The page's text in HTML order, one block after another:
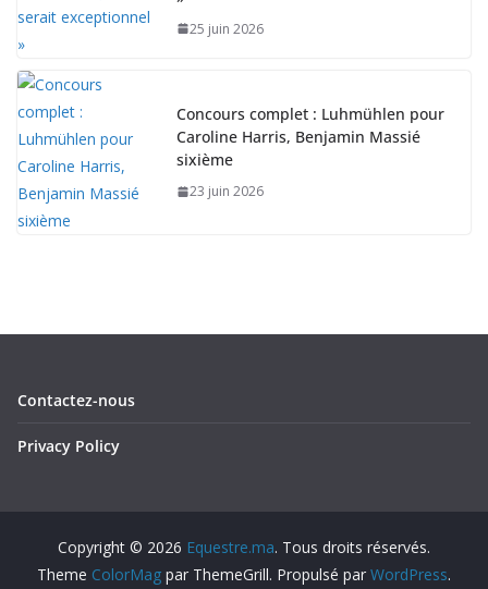
25 juin 2026
Concours complet : Luhmühlen pour
Caroline Harris, Benjamin Massié
sixième
23 juin 2026
Contactez-nous
Privacy Policy
Copyright © 2026 Equestre.ma. Tous droits réservés.
Theme ColorMag par ThemeGrill. Propulsé par WordPress.